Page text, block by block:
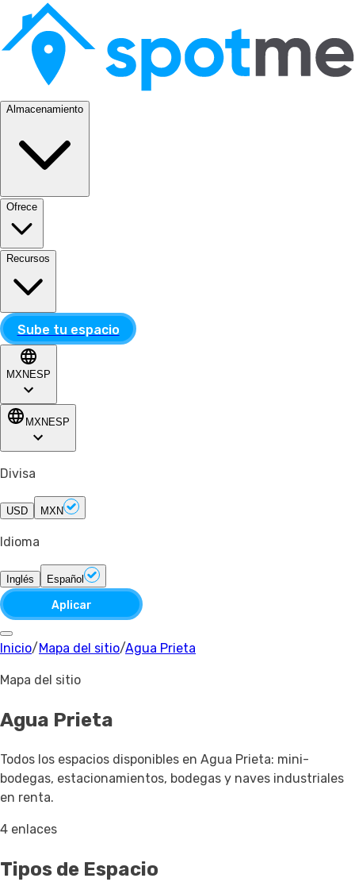
Almacenamiento
Ofrece
Recursos
Sube tu espacio
MXN ESP
MXN ESP
Divisa
USD MXN
Idioma
Inglés Español
Aplicar
Inicio/ Mapa del sitio/Agua Prieta
Mapa del sitio
Agua Prieta
Todos los espacios disponibles en Agua Prieta: mini-
bodegas, estacionamientos, bodegas y naves industriales
en renta.
4 enlaces
Tipos de Espacio